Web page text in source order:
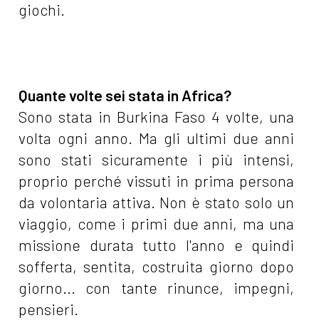
giochi.
Quante volte sei stata in Africa?
Sono stata in Burkina Faso 4 volte, una
volta ogni anno. Ma gli ultimi due anni
sono stati sicuramente i più intensi,
proprio perché vissuti in prima persona
da volontaria attiva. Non è stato solo un
viaggio, come i primi due anni, ma una
missione durata tutto l'anno e quindi
sofferta, sentita, costruita giorno dopo
giorno... con tante rinunce, impegni,
pensieri.